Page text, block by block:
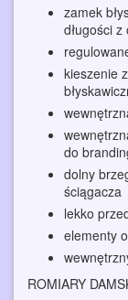
zamek
długości
kieszenie
do
dolny
ściągacza
lekko
elementy
ROMIARY